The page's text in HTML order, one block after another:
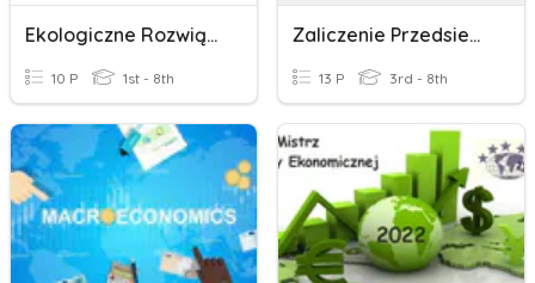
Ekologiczne Rozwiązania W Życiu Codziennym
10 P 1st - 8th
Zaliczenie Przedsiebiorczość RJ
13 P 3rd - 8th